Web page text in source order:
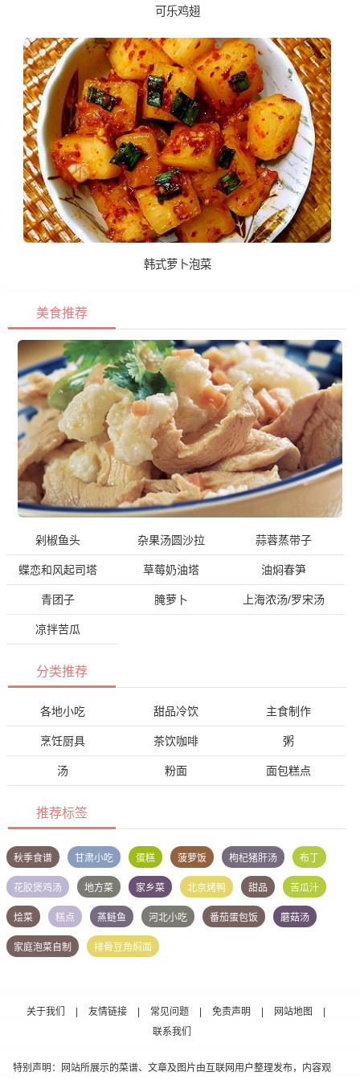
可乐鸡翅
韩式萝卜泡菜
美食推荐
剁椒鱼头 杂果汤圆沙拉 蒜蓉蒸带子
蝶恋和风起司塔 草莓奶油塔 油焖春笋
青团子 腌萝卜 上海浓汤/罗宋汤
凉拌苦瓜
分类推荐
各地小吃 甜品冷饮 主食制作
烹饪厨具 茶饮咖啡 粥
汤 粉面 面包糕点
推荐标签
秋季食谱 甘肃小吃 蛋糕 菠萝饭 枸杞猪肝汤 布丁
花胶煲鸡汤 地方菜 家乡菜 北京烤鸭 甜品 苦瓜汁
烩菜 糕点 蒸鲢鱼 河北小吃 番茄蛋包饭 蘑菇汤
家庭泡菜自制 排骨豆角焖面
关于我们 | 友情链接 | 常见问题 | 免责声明 | 网站地图
|
联系我们
特别声明：网站所展示的菜谱、文章及图片由互联网用户整理发布，内容观